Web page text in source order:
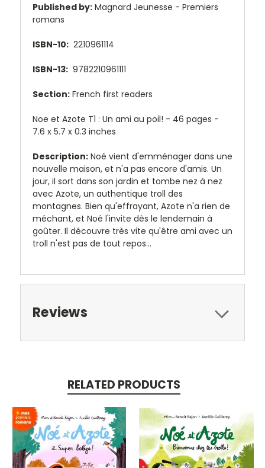
Published by: Magnard Jeunesse - Premiers
romans
ISBN-10: 2210961114
ISBN-13: 9782210961111
Section: French first readers
Noe et Azote T1 : Un ami au poil! - 46 pages -
7.6 x 5.7 x 0.3 inches
Description: Noé vient d'emménager dans une
nouvelle maison, et n'a pas encore d'amis. Un
jour, il sort dans son jardin et tombe nez à nez
avec Azote, un authentique troll des
montagnes. Bien qu'effrayant, Azote n'a rien de
méchant, et Noé l'invite dès le lendemain à
goûter. Il découvre très vite qu'être ami avec un
troll n'est pas de tout repos...
Reviews
RELATED PRODUCTS